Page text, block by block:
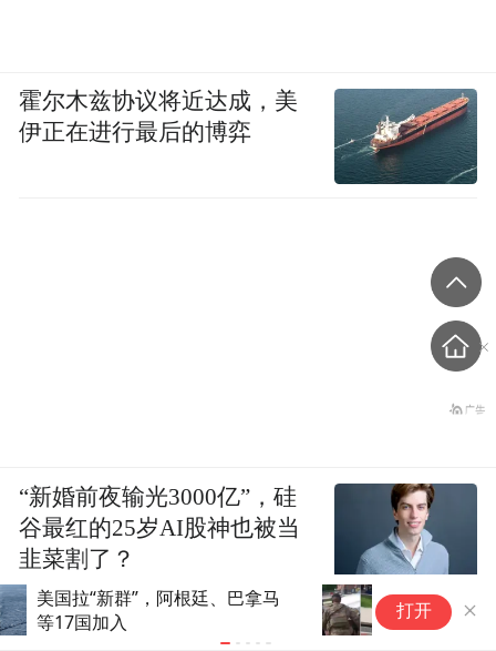
高喊“打倒美国第七航空队”，8
名韩国大学生闯入驻韩美军基地
取
打开
霍尔木兹协议将近达成，美
伊正在进行最后的博弈
“新婚前夜输光3000亿”，硅
谷最红的25岁AI股神也被当
韭菜割了？